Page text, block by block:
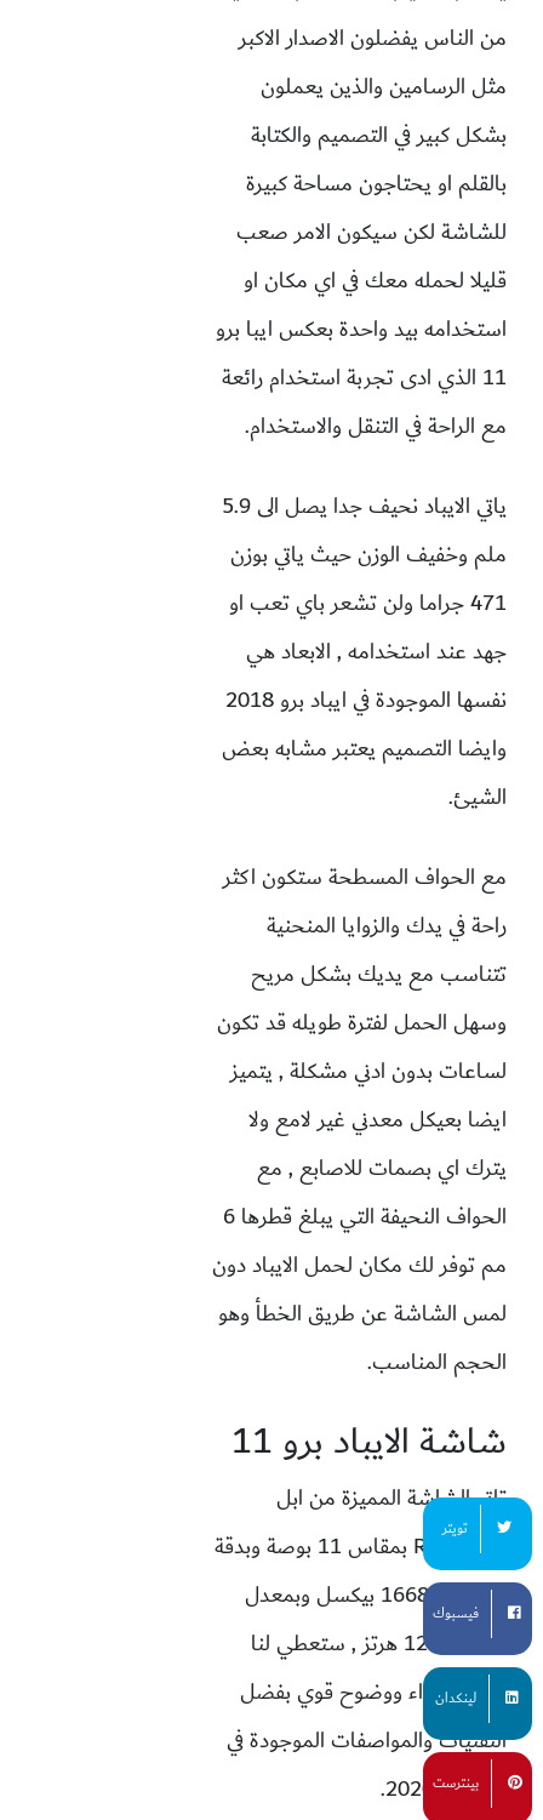
من الناس يفضلون الاصدار الاكبر
مثل الرسامين والذين يعملون
بشكل كبير في التصميم والكتابة
بالقلم او يحتاجون مساحة كبيرة
للشاشة لكن سيكون الامر صعب
قليلا لحمله معك في اي مكان او
استخدامه بيد واحدة بعكس ايبا برو
11 الذي ادى تجربة استخدام رائعة
مع الراحة في التنقل والاستخدام.
ياتي الايباد نحيف جدا يصل الى 5.9
ملم وخفيف الوزن حيث ياتي بوزن
471 جراما ولن تشعر باي تعب او
جهد عند استخدامه , الابعاد هي
نفسها الموجودة في ايباد برو 2018
وايضا التصميم يعتبر مشابه بعض
الشيئ.
مع الحواف المسطحة ستكون اكثر
راحة في يدك والزوايا المنحنية
تتناسب مع يديك بشكل مريح
وسهل الحمل لفترة طويله قد تكون
لساعات بدون ادني مشكلة , يتميز
ايضا بعيكل معدني غير لامع ولا
يترك اي بصمات للاصابع , مع
الحواف النحيفة التي يبلغ قطرها 6
مم توفر لك مكان لحمل الايباد دون
لمس الشاشة عن طريق الخطأ وهو
الحجم المناسب.
شاشة الايباد برو 11
تاتي الشاشة المميزة من ابل
Retina ips بمقاس 11 بوصة وبدقة
2388 في 1668 بيكسل وبمعدل
تحديث 120 هرتز , ستعطي لنا
الشاشة اداء ووضوح قوي بفضل
التقنيات والمواصفات الموجودة في
ايباد برو 2020.
تويتر
فيسبوك
لينكدان
بينترست